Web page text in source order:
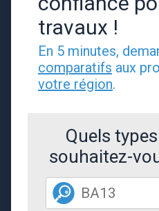
travaux !
En 5 minutes,
comparatifs aux
votre région.
Quels
souhaitez-